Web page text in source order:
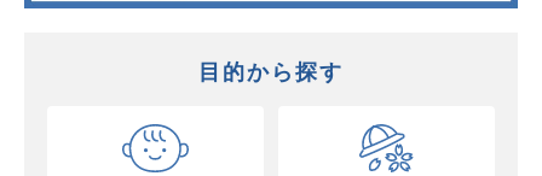
目的から探す